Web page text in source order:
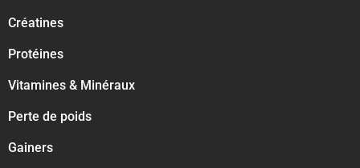
Créatines
Protéines
Vitamines & Minéraux
Perte de poids
Gainers